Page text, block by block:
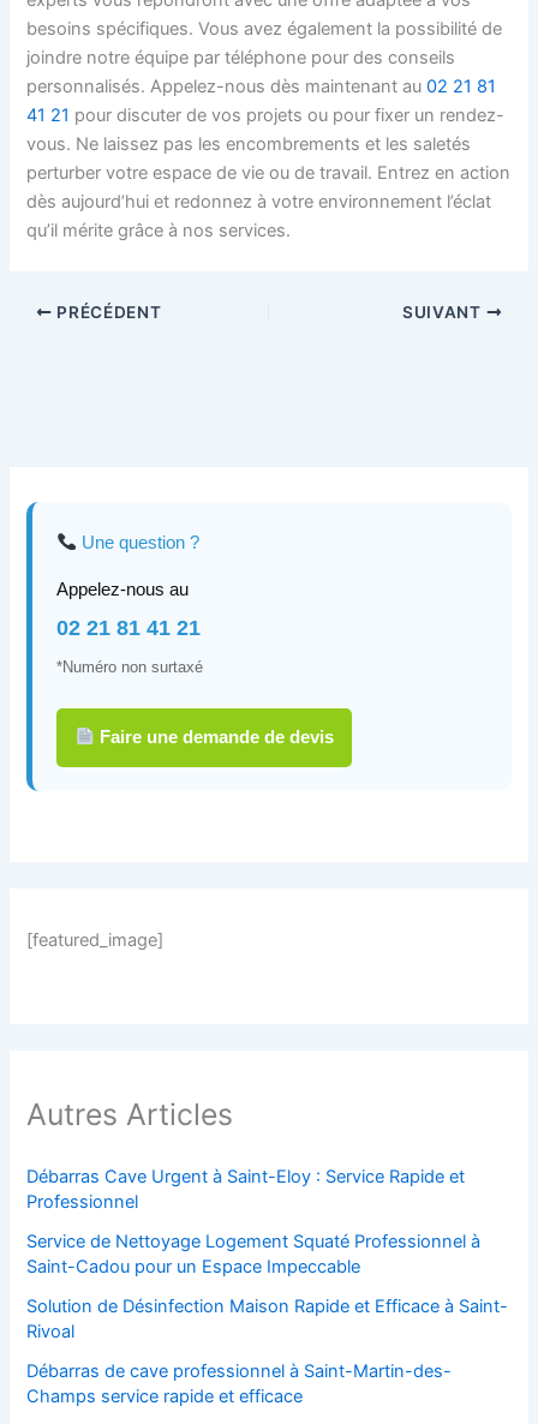
besoins spécifiques. Vous avez également la possibilité de
joindre notre équipe par téléphone pour des conseils
personnalisés. Appelez-nous dès maintenant au02 21 81
41 21 pour discuter de vos projets ou pour fixer un rendez-
vous. Ne laissez pas les encombrements et les saletés
perturber votre espace de vie ou de travail. Entrez en action
dès aujourd’hui et redonnez à votre environnement l’éclat
qu’il mérite grâce à nos services.
PRÉCÉDENT SUIVANT
Une question ?
Appelez-nous au
02 21 81 41 21
*Numéro non surtaxé
Faire une demande de devis
[featured_image]
Autres Articles
Débarras Cave Urgent à Saint-Eloy : Service Rapide et
Professionnel
Service de Nettoyage Logement Squaté Professionnel à
Saint-Cadou pour un Espace Impeccable
Solution de Désinfection Maison Rapide et Efficace à Saint-
Rivoal
Débarras de cave professionnel à Saint-Martin-des-
Champs service rapide et efficace